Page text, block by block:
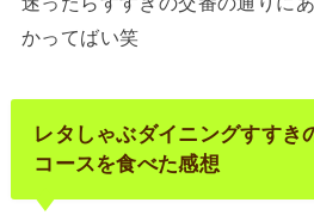
かってばい笑
レタしゃぶダイニングすすき
コースを食べた感想